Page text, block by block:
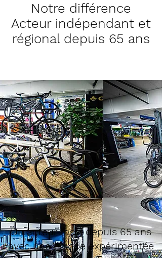
Notre différence
Acteur indépendant et
régional depuis 65 ans
Un acteur local depuis 65 ans
avec une équipe expérimentée